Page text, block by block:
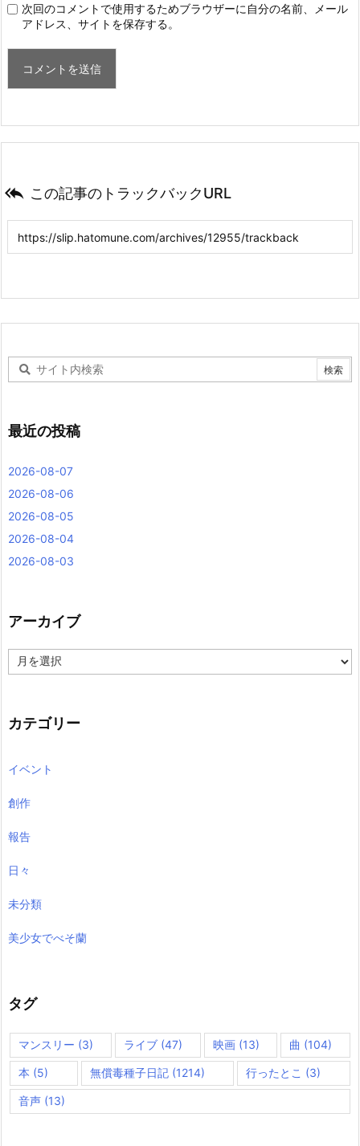
次回のコメントで使用するためブラウザーに自分の名前、メール
アドレス、サイトを保存する。
 この記事のトラックバックURL
最近の投稿
2026-08-07
2026-08-06
2026-08-05
2026-08-04
2026-08-03
アーカイブ
ー
ブ
カテゴリー
イベント
創作
報告
日々
未分類
美少女でべそ蘭
タグ
マンスリー (3) ライブ(47) 映画(13) 曲 (104)
本 (5) 無償毒種子日記(1214) 行ったとこ (3)
音声 (13)